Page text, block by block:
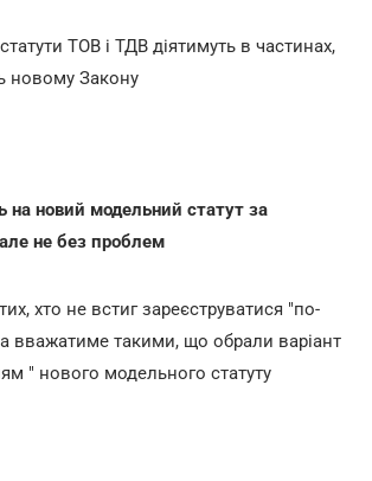
ТОВ і ТДВ діятимуть в частинах,
новому Закону
на новий модельний статут за
не без проблем
хто не встиг зареєструватися "по-
вважатиме такими, що обрали варіант
" нового модельного статуту